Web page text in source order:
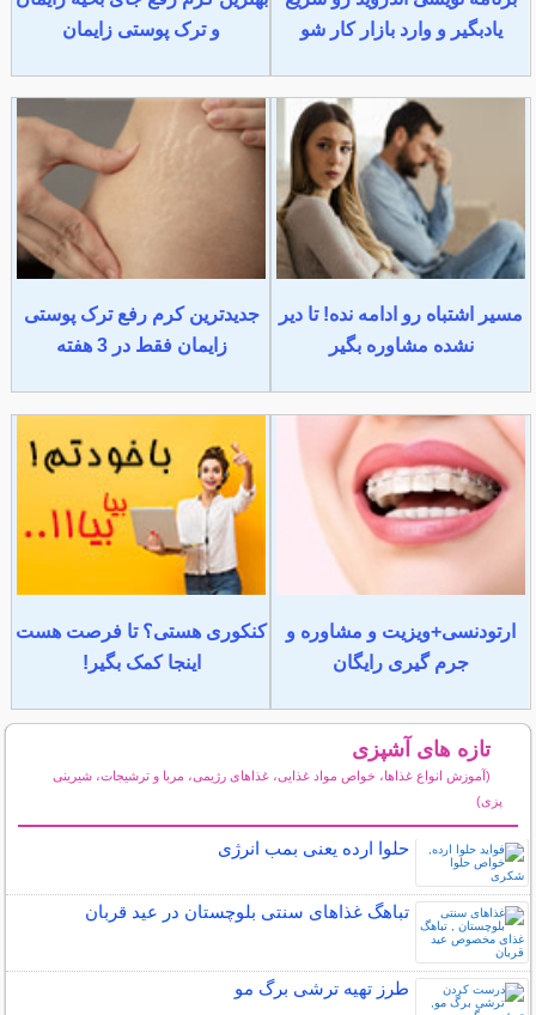
یادبگیر و وارد بازار کار شو
و ترک پوستی زایمان
مسیر اشتباه رو ادامه نده! تا دیر
نشده مشاوره بگیر
جدیدترین کرم رفع ترک پوستی
زایمان فقط در 3 هفته
ارتودنسی+ویزیت و مشاوره و
جرم گیری رایگان
کنکوری هستی؟ تا فرصت هست
اینجا کمک بگیر!
تازه های آشپزی
(آموزش انواع غذاها، خواص مواد غذایی، غذاهای رژیمی، مربا و ترشیجات، شیرینی
پزی)
حلوا ارده یعنی بمب انرژی
تباهگ غذاهای سنتی بلوچستان در عید قربان
طرز تهیه ترشی برگ مو